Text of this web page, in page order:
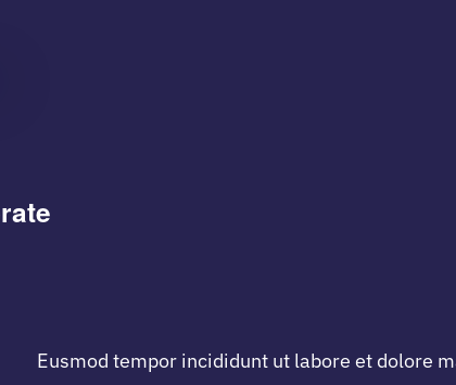
Eusmod tempor incididunt ut labore et dolore